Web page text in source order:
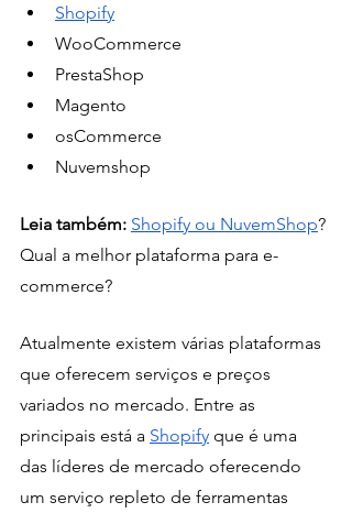
Shopify
WooCommerce
PrestaShop
Magento
osCommerce
Nuvemshop
Leia também: Shopify ou NuvemShop?
Qual a melhor plataforma para e-
commerce?
Atualmente existem várias plataformas
que oferecem serviços e preços
variados no mercado. Entre as
principais está a Shopify que é uma
das líderes de mercado oferecendo
um serviço repleto de ferramentas